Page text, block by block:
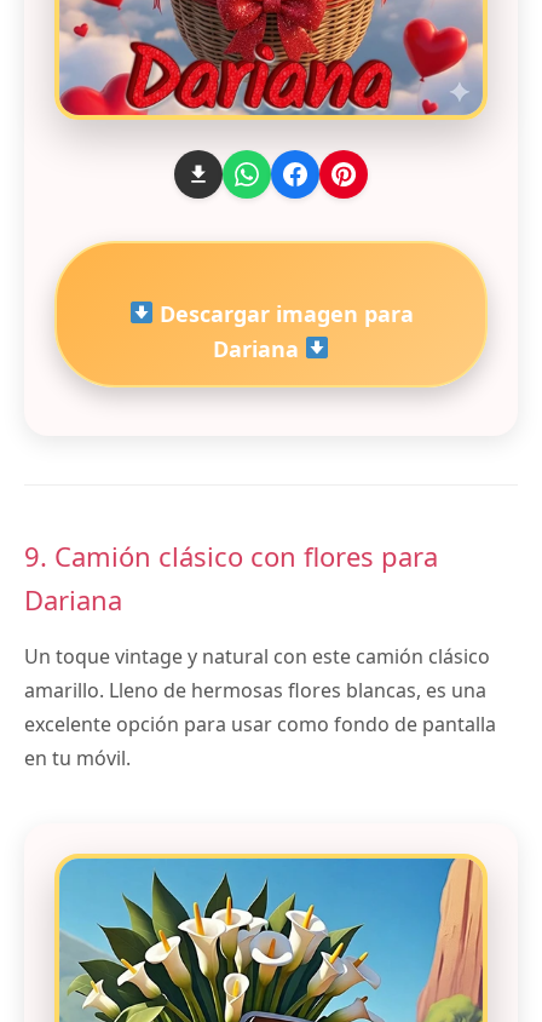
Descargar imagen para
Dariana
9. Camión clásico con flores para
Dariana
Un toque vintage y natural con este camión clásico
amarillo. Lleno de hermosas flores blancas, es una
excelente opción para usar como fondo de pantalla
en tu móvil.